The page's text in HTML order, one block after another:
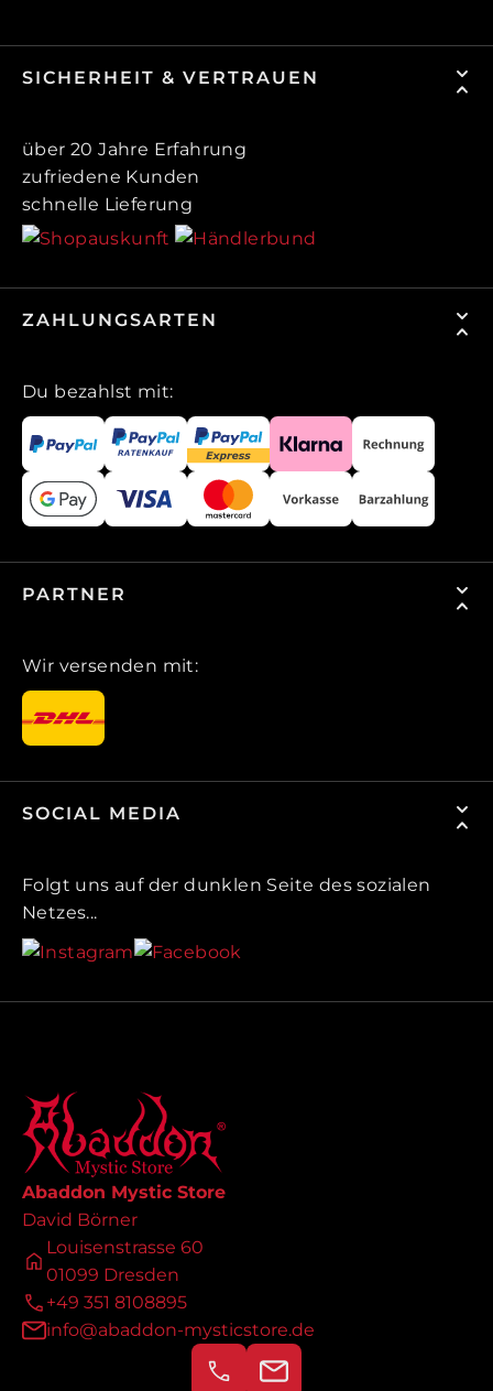
SICHERHEIT & VERTRAUEN
über 20 Jahre Erfahrung
zufriedene Kunden
schnelle Lieferung
ZAHLUNGSARTEN
Du bezahlst mit:
PARTNER
Wir versenden mit:
SOCIAL MEDIA
Folgt uns auf der dunklen Seite des sozialen
Netzes...
Abaddon Mystic Store
David Börner
Louisenstrasse 60
01099 Dresden
+49 351 8108895
info@abaddon-mysticstore.de